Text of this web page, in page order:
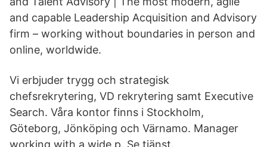
and capable Leadership Acquisition and Advisory
firm – working without boundaries in person and
online, worldwide.
Vi erbjuder trygg och strategisk
chefsrekrytering, VD rekrytering samt Executive
Search. Våra kontor finns i Stockholm,
Göteborg, Jönköping och Värnamo. Manager
working with a wide p. Se tjänst.